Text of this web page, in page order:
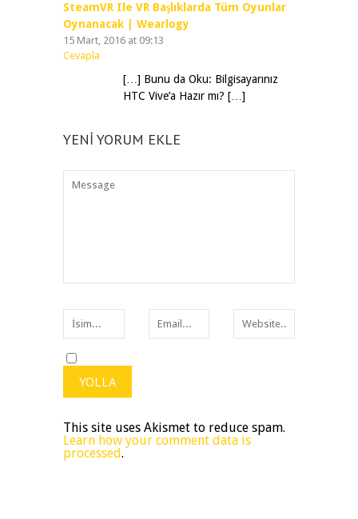
SteamVR Ile VR Başlıklarda Tüm Oyunlar
Oynanacak | Wearlogy
15 Mart, 2016 at 09:13
Cevapla
[…] Bunu da Oku: Bilgisayarınız
HTC Vive’a Hazır mı? […]
YENI YORUM EKLE
This site uses Akismet to reduce spam.
Learn how your comment data is
processed.